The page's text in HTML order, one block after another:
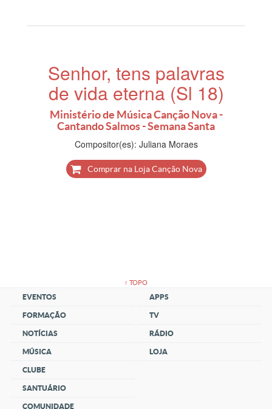
Senhor, tens palavras
de vida eterna (Sl 18)
Ministério de Música Canção Nova -
Cantando Salmos - Semana Santa
Compositor(es): Juliana Moraes
Comprar na Loja Canção Nova
↑ TOPO
EVENTOS
FORMAÇÃO
NOTÍCIAS
MÚSICA
CLUBE
SANTUÁRIO
COMUNIDADE
APPS
TV
RÁDIO
LOJA